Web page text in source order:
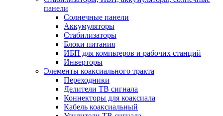
панели
Солнечные панели
Аккумуляторы
Стабилизаторы
Блоки питания
ИБП для компьтеров и рабочих станций
Инверторы
Элементы коаксиального тракта
Переходники
Делители ТВ сигнала
Коннекторы для коаксиала
Кабель коаксиальный